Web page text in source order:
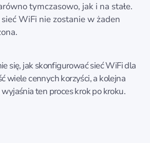
tymczasowo, jak i na stałe.
WiFi nie zostanie w żaden
się, jak skonfigurować sieć WiFi dla
wiele cennych korzyści, a kolejna
ten proces krok po kroku.